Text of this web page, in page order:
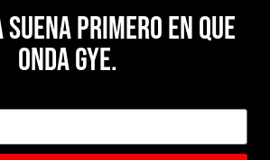
primero en Que
Onda Gye.